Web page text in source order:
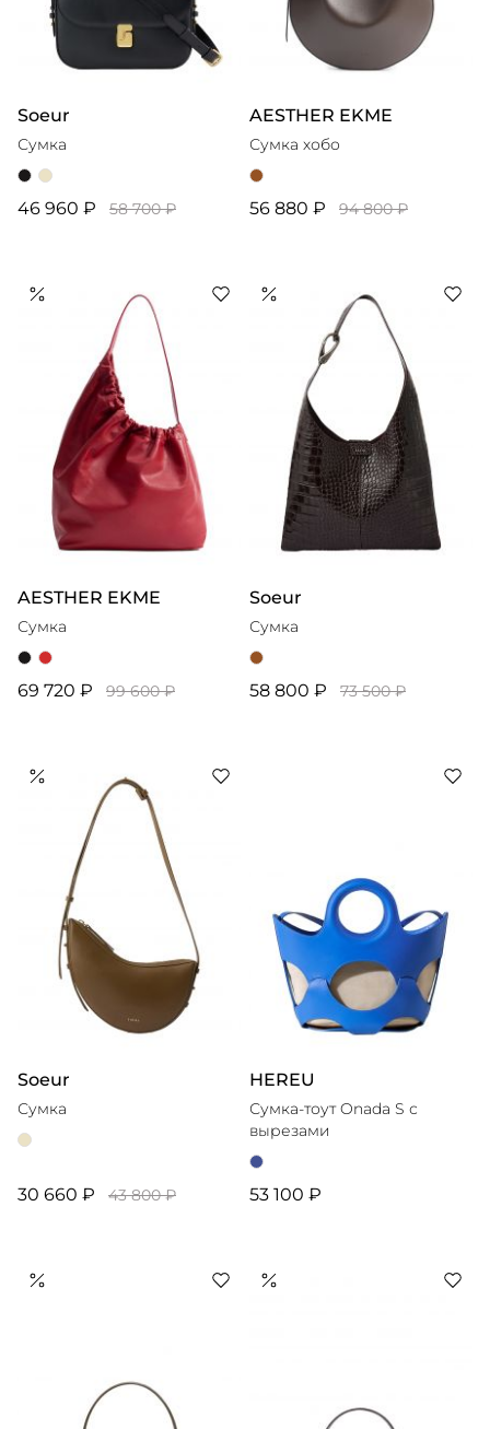
Soeur
Сумка
46 960 ₽ 58 700 ₽
AESTHER EKME
Сумка хобо
56 880 ₽ 94 800 ₽
AESTHER EKME
Сумка
69 720 ₽ 99 600 ₽
Soeur
Сумка
58 800 ₽ 73 500 ₽
Soeur
Сумка
30 660 ₽ 43 800 ₽
HEREU
Сумка-тоут Onada S с
вырезами
53 100 ₽